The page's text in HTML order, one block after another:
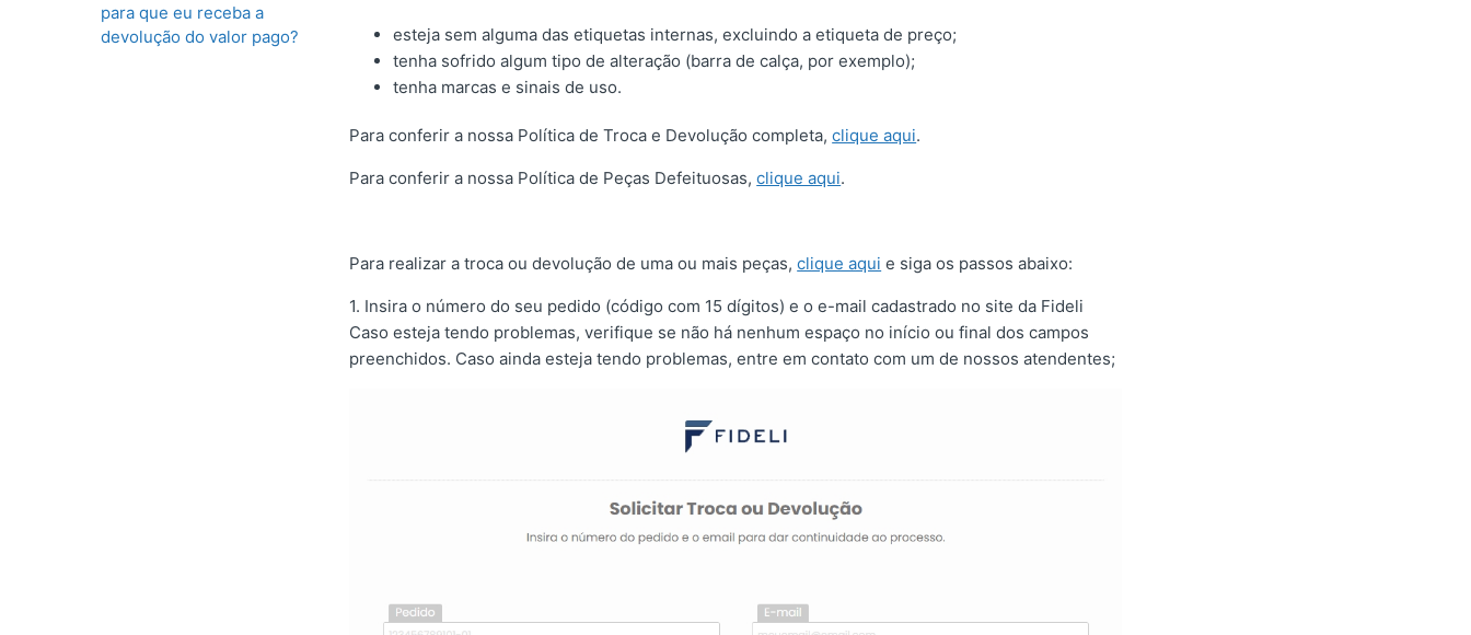
para que eu receba a
devolução do valor pago?
esteja sem alguma das etiquetas internas, excluindo a etiqueta de preço;
tenha sofrido algum tipo de alteração (barra de calça, por exemplo);
tenha marcas e sinais de uso.
Para conferir a nossa Política de Troca e Devolução completa,clique aqui.
Para conferir a nossa Política de Peças Defeituosas,clique aqui.
Para realizar a troca ou devolução de uma ou mais peças,clique aqui e siga os passos abaixo:
1. Insira o número do seu pedido (código com 15 dígitos) e o e-mail cadastrado no site da Fideli
Caso esteja tendo problemas, verifique se não há nenhum espaço no início ou final dos campos
preenchidos. Caso ainda esteja tendo problemas, entre em contato com um de nossos atendentes;